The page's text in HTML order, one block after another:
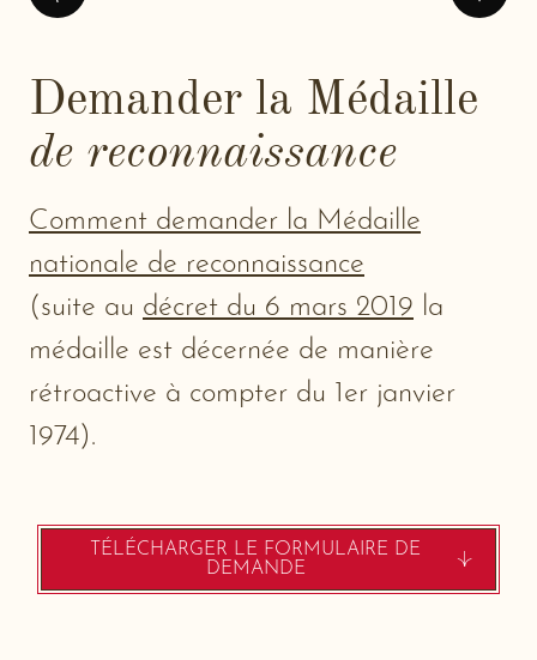
e
e
ê
t
r
e
Demander la Médaille
de reconnaissance
Comment demander la Médaille
nationale de reconnaissance
(suite au décret du 6 mars 2019 la
médaille est décernée de manière
rétroactive à compter du 1er janvier
1974).
TÉLÉCHARGER LE FORMULAIRE DE
DEMANDE
NEW